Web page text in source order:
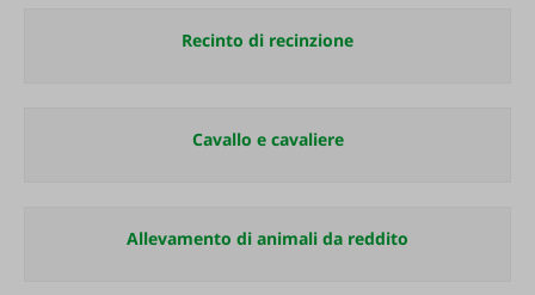
Recinto di recinzione
Cavallo e cavaliere
Allevamento di animali da reddito